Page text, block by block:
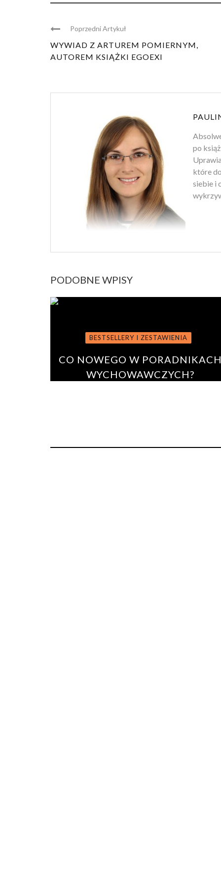
Poprzedni Artykuł
WYWIAD Z ARTUREM POMIERNYM,
AUTOREM KSIĄŻKI EGOEXI
po
które
siebie i
PODOBNE WPISY
BESTSELLERY I ZESTAWIENIA
CO NOWEGO W
WYCHOWAWCZYCH?